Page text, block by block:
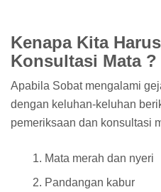
Kenapa Kita
Konsultasi Mata ?
Apabila Sobat mengalami
dengan keluhan-keluhan
pemeriksaan dan konsultasi
Mata merah dan nyeri
Pandangan kabur